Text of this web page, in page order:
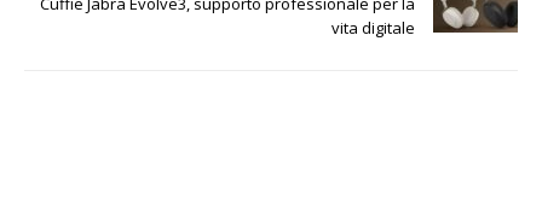
vita digitale